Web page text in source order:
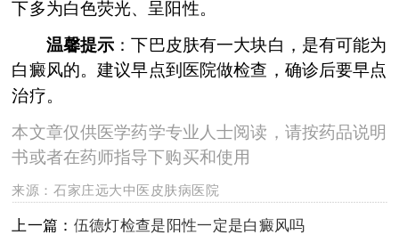
下多为白色荧光、呈阳性。
温馨提示 ：下巴皮肤有一大块白，是有可能为
白癜风的。建议早点到医院做检查，确诊后要早点
治疗。
本文章仅供医学药学专业人士阅读，请按药品说明
书或者在药师指导下购买和使用
来源：石家庄远大中医皮肤病医院
上一篇： 伍德灯检查是阳性一定是白癜风吗